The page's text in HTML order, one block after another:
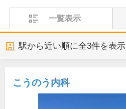
一覧表示
駅から近い順に全3件を表示
こうのう内科